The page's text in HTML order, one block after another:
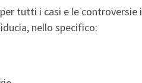
tutti i casi e le
nello specifico: